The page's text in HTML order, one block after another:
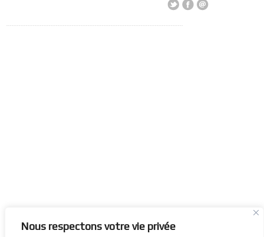
Nous respectons votre vie privée